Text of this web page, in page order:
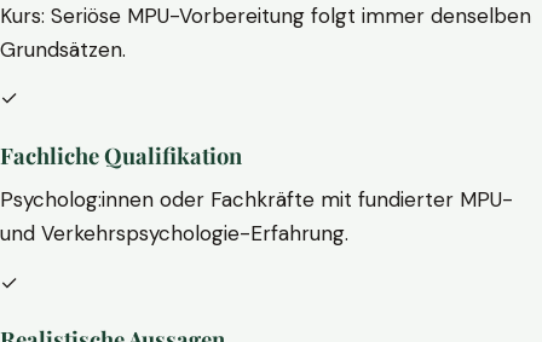
Kurs: Seriöse MPU-Vorbereitung folgt immer denselben
Grundsätzen.
✓
Fachliche Qualifikation
Psycholog:innen oder Fachkräfte mit fundierter MPU-
und Verkehrspsychologie-Erfahrung.
✓